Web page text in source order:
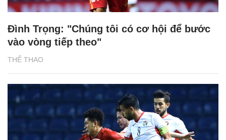
THỂ THAO
Đình Trọng: "Chúng tôi có cơ hội để bước
vào vòng tiếp theo"